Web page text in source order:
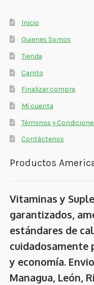
Inicio
Quienes Somos
Tienda
Carrito
Finalizar compra
Mi cuenta
Términos y
Contáctenos
Productos
Vitaminas y
garantizados,
estándares de
cuidadosamente
y economía.
Managua, León,